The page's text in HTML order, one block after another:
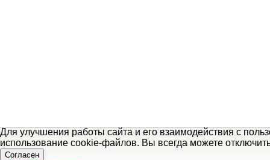
Для улучшения работы сайта и его взаимодействия с
использование cookie-файлов. Вы всегда можете
Согласен